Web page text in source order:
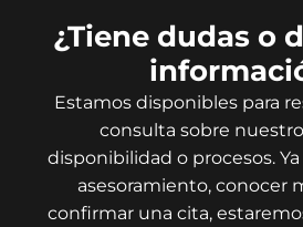
¿Tiene dudas o
Estamos disponibles para
consulta sobre
disponibilidad o procesos.
asesoramiento, conocer
confirmar una cita,